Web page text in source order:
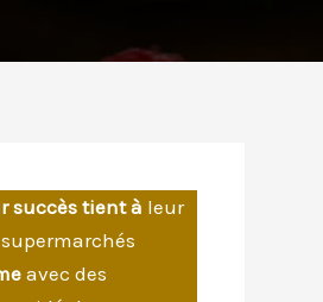
succès tient à leur
avec des